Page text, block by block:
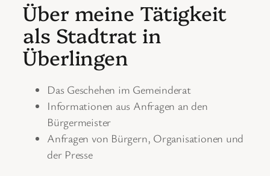
Über meine Tätigkeit
als Stadtrat in
Überlingen
Das Geschehen im Gemeinderat
Informationen aus Anfragen an den
Bürgermeister
Anfragen von Bürgern, Organisationen und
der Presse